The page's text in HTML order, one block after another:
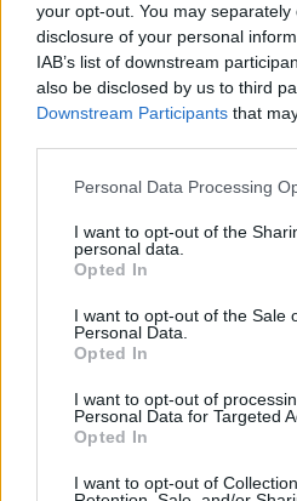
your opt-out. You may
disclosure of your personal
IAB’s list of downstream
also be disclosed by us to third
Downstream Participants that
Please note that this website/app
not limited to your visit or usage
grant or deny consent to Google
use your data for below specified
consent section.
Personal Data Processing
I want to opt-out of the
personal data.
Opted In
I want to opt-out of the Sale
Personal Data.
Opted In
I want to opt-out of
Personal Data for Targeted
Opted In
I want to opt-out of
A nyugatpannon
évivel: összesen 728
ebben a régióban az
követően idén stagnálást
A KNPI működési
az idei felmérés során
Nemzeti Park munkatársai.
egyedhez képest ez jóval
a nagyobb mennyiségű